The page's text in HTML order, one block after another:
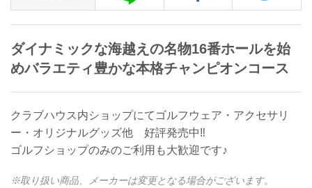
ダイナミックな海越えの名物16番ホールを始
めバラエティ豊かな本格チャンピオンコース
クラブハウス内ショップにてゴルフウェア・アクセサリ
ー・オリジナルグッズ他 好評発売中‼
ゴルフショップのみのご利用も大歓迎です♪
※取り扱い商品、メーカーは変更となる場合がございます。